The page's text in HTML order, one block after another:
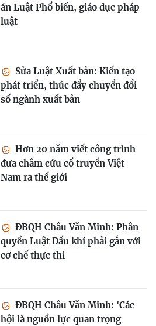
án Luật Phổ biến, giáo dục pháp
luật
Sửa Luật Xuất bản: Kiến tạo
phát triển, thúc đẩy chuyển đổi
số ngành xuất bản
Hơn 20 năm viết công trình
đưa châm cứu cổ truyền Việt
Nam ra thế giới
ĐBQH Châu Văn Minh: Phân
quyền Luật Dầu khí phải gắn với
cơ chế thực thi
ĐBQH Châu Văn Minh: 'Các
hội là nguồn lực quan trọng